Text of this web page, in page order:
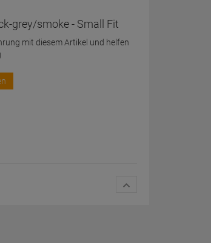
grey/smoke - Small Fit
mit diesem Artikel und helfen